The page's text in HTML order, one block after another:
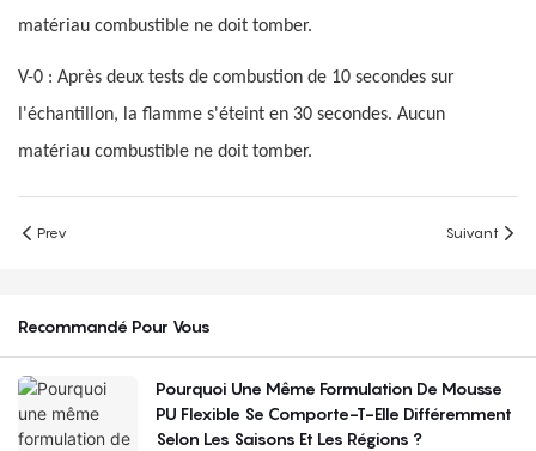
matériau combustible ne doit tomber.
V-0 : Après deux tests de combustion de 10 secondes sur
l'échantillon, la flamme s'éteint en 30 secondes. Aucun
matériau combustible ne doit tomber.
Prev Suivant
Recommandé Pour Vous
Pourquoi Une Même Formulation De Mousse
PU Flexible Se Comporte-T-Elle Différemment
Selon Les Saisons Et Les Régions ?